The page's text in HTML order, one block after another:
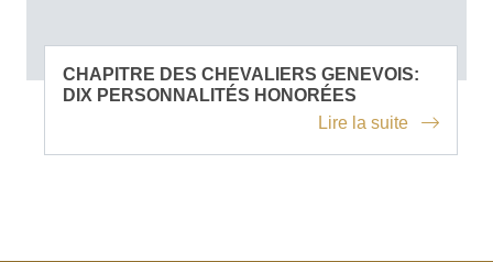
CHAPITRE DES CHEVALIERS GENEVOIS:
DIX PERSONNALITÉS HONORÉES
Lire la suite